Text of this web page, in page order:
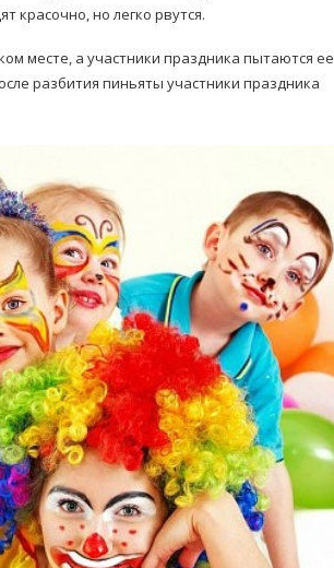
красочно, но легко рвутся.
месте, а участники праздника пытаются ее
разбития пиньяты участники праздника